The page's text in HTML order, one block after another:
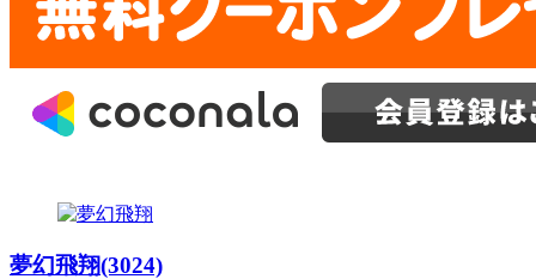
夢幻飛翔(3024)